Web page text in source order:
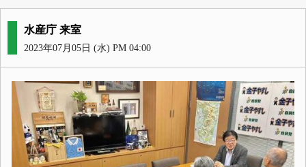
水産庁 来室
2023年07月05日 (水) PM 04:00